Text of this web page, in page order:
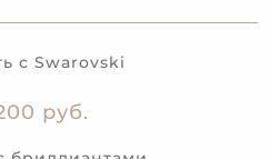
с Swarovski
руб.